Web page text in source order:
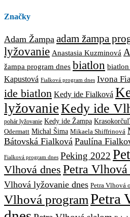
Značky
Adam Žampa adam žampa
lyžovanie Anastasia Kuzminová
žampa program dnes biatlon biatlon
Kapustová Fialková program dnes Ivona
ide biatlon Kedy ide Fialková
lyžovanieKedy ide
pohár lyžovanie Kedy ide Žampa
Odermatt Michal Šima Mikaela Shiffrinová
Bátovská Fialková Paulína
Fialková program dnes Peking 2022
Vlhová dnes Petra
Vlhová lyžovanie dnes Petra Vlhová
Vlhová programPetra